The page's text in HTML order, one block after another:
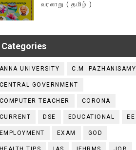
வரலாறு ( தமிழ் )
Categories
ANNA UNIVERSITY C.M .PAZHANISAMY
CENTRAL GOVERNMENT
COMPUTER TEACHER CORONA
CURRENT DSE EDUCATIONAL EE
EMPLOYMENT EXAM GOD